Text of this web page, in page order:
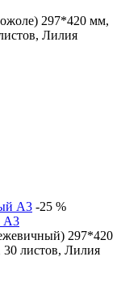
297*420 мм,
Лилия
-25 %
А3
297*420
30 листов, Лилия